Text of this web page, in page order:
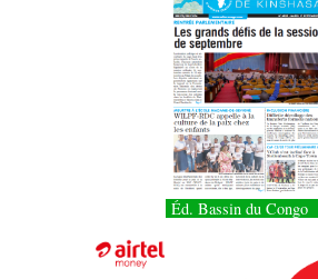
Éd. Bassin du Congo